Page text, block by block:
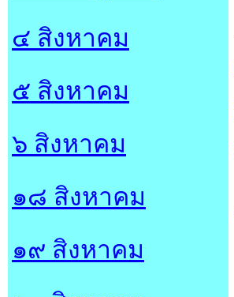
๔ สิงหาคม
๕ สิงหาคม
๖ สิงหาคม
๑๘ สิงหาคม
๑๙ สิงหาคม